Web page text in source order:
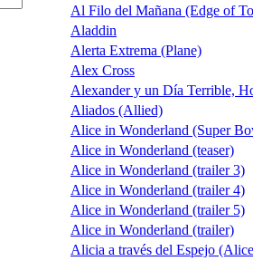
Al Filo del Mañana (Edge of
Aladdin
Alerta Extrema (Plane)
Alex Cross
Alexander y un Día Terrible,
Aliados (Allied)
Alice in Wonderland (Super
Alice in Wonderland (teaser)
Alice in Wonderland (trailer 3)
Alice in Wonderland (trailer 4)
Alice in Wonderland (trailer 5)
Alice in Wonderland (trailer)
Alicia a través del Espejo